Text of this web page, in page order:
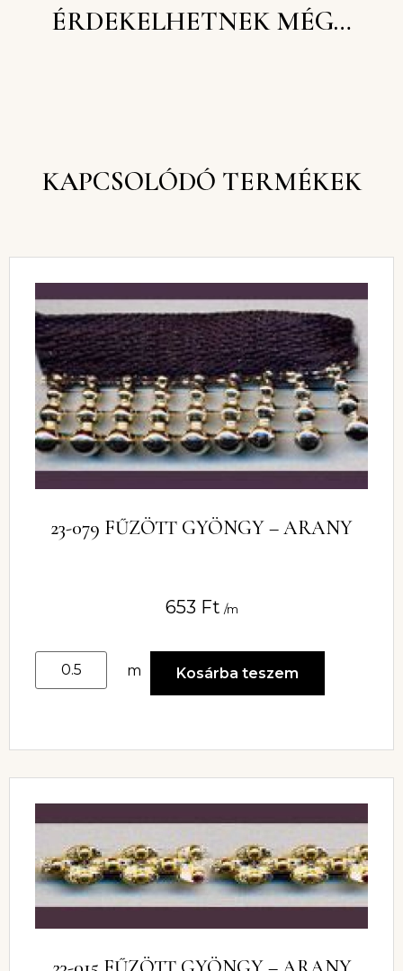
ÉRDEKELHETNEK MÉG…
KAPCSOLÓDÓ TERMÉKEK
23-079 FŰZÖTT GYÖNGY – ARANY
653 Ft /m
m Kosárba teszem